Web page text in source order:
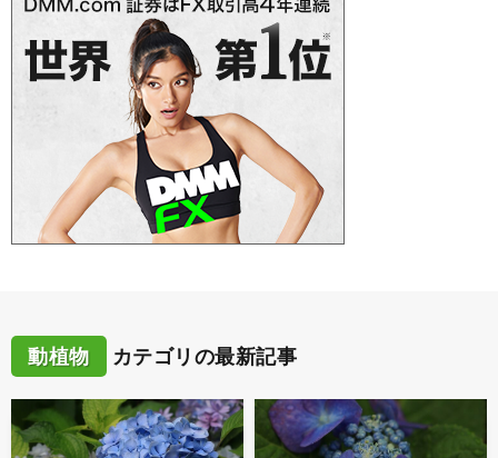
動植物 カテゴリの最新記事